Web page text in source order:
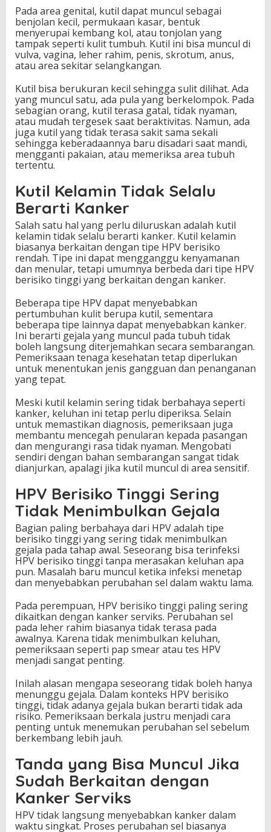
Pada area genital, kutil dapat muncul sebagai
benjolan kecil, permukaan kasar, bentuk
menyerupai kembang kol, atau tonjolan yang
tampak seperti kulit tumbuh. Kutil ini bisa muncul di
vulva, vagina, leher rahim, penis, skrotum, anus,
atau area sekitar selangkangan.
Kutil bisa berukuran kecil sehingga sulit dilihat. Ada
yang muncul satu, ada pula yang berkelompok. Pada
sebagian orang, kutil terasa gatal, tidak nyaman,
atau mudah tergesek saat beraktivitas. Namun, ada
juga kutil yang tidak terasa sakit sama sekali
sehingga keberadaannya baru disadari saat mandi,
mengganti pakaian, atau memeriksa area tubuh
tertentu.
Kutil Kelamin Tidak Selalu
Berarti Kanker
Salah satu hal yang perlu diluruskan adalah kutil
kelamin tidak selalu berarti kanker. Kutil kelamin
biasanya berkaitan dengan tipe HPV berisiko
rendah. Tipe ini dapat mengganggu kenyamanan
dan menular, tetapi umumnya berbeda dari tipe HPV
berisiko tinggi yang berkaitan dengan kanker.
Beberapa tipe HPV dapat menyebabkan
pertumbuhan kulit berupa kutil, sementara
beberapa tipe lainnya dapat menyebabkan kanker.
Ini berarti gejala yang muncul pada tubuh tidak
boleh langsung diterjemahkan secara sembarangan.
Pemeriksaan tenaga kesehatan tetap diperlukan
untuk menentukan jenis gangguan dan penanganan
yang tepat.
Meski kutil kelamin sering tidak berbahaya seperti
kanker, keluhan ini tetap perlu diperiksa. Selain
untuk memastikan diagnosis, pemeriksaan juga
membantu mencegah penularan kepada pasangan
dan mengurangi rasa tidak nyaman. Mengobati
sendiri dengan bahan sembarangan sangat tidak
dianjurkan, apalagi jika kutil muncul di area sensitif.
HPV Berisiko Tinggi Sering
Tidak Menimbulkan Gejala
Bagian paling berbahaya dari HPV adalah tipe
berisiko tinggi yang sering tidak menimbulkan
gejala pada tahap awal. Seseorang bisa terinfeksi
HPV berisiko tinggi tanpa merasakan keluhan apa
pun. Masalah baru muncul ketika infeksi menetap
dan menyebabkan perubahan sel dalam waktu lama.
Pada perempuan, HPV berisiko tinggi paling sering
dikaitkan dengan kanker serviks. Perubahan sel
pada leher rahim biasanya tidak terasa pada
awalnya. Karena tidak menimbulkan keluhan,
pemeriksaan seperti pap smear atau tes HPV
menjadi sangat penting.
Inilah alasan mengapa seseorang tidak boleh hanya
menunggu gejala. Dalam konteks HPV berisiko
tinggi, tidak adanya gejala bukan berarti tidak ada
risiko. Pemeriksaan berkala justru menjadi cara
penting untuk menemukan perubahan sel sebelum
berkembang lebih jauh.
Tanda yang Bisa Muncul Jika
Sudah Berkaitan dengan
Kanker Serviks
HPV tidak langsung menyebabkan kanker dalam
waktu singkat. Proses perubahan sel biasanya